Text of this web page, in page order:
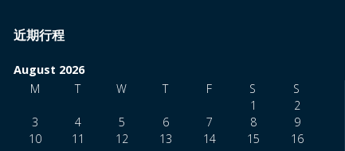
近期行程
August 2026
M
T W T F S
S
1
2
3
4 5 6 7 8
9
10
11 12 13 14 15
16